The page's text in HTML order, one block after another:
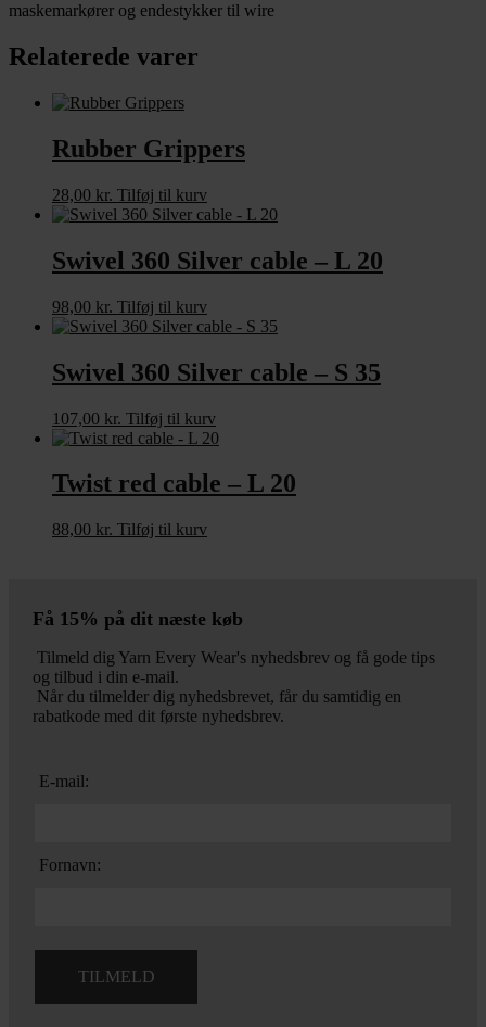
antal
maskemarkører og endestykker til wire
Relaterede varer
Rubber Grippers
28,00 kr. Tilføj til kurv
Swivel 360 Silver cable – L 20
98,00 kr. Tilføj til kurv
Swivel 360 Silver cable – S 35
107,00 kr. Tilføj til kurv
Twist red cable – L 20
88,00 kr. Tilføj til kurv
Få 15% på dit næste køb
Tilmeld dig Yarn Every Wear's nyhedsbrev og få gode tips
og tilbud i din e-mail.
Når du tilmelder dig nyhedsbrevet, får du samtidig en
rabatkode med dit første nyhedsbrev.
E-mail:
Fornavn: